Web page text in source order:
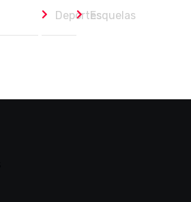
DeportesEsquelas